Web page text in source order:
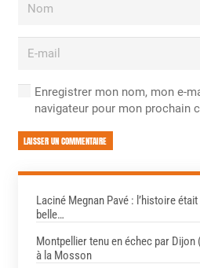
Enregistrer mon nom, mon e-
navigateur pour mon prochain
LAISSER UN COMMENTAIRE
Laciné Megnan Pavé : l’histoire
belle…
Montpellier tenu en échec par Dijon
à la Mosson